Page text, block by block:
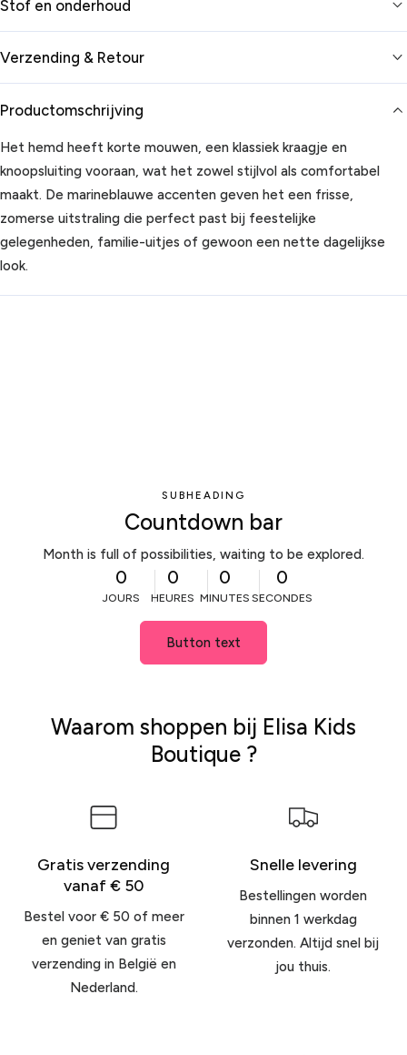
Stof en onderhoud
Verzending & Retour
Productomschrijving
Het hemd heeft korte mouwen, een klassiek kraagje en
knoopsluiting vooraan, wat het zowel stijlvol als comfortabel
maakt. De marineblauwe accenten geven het een frisse,
zomerse uitstraling die perfect past bij feestelijke
gelegenheden, familie-uitjes of gewoon een nette dagelijkse
look.
SUBHEADING
Countdown bar
Month is full of possibilities, waiting to be explored.
0
JOURS
0
HEURES
0
MINUTES
0
SECONDES
Button text
Waarom shoppen bij Elisa Kids
Boutique ?
Gratis verzending
vanaf € 50
Bestel voor € 50 of meer
en geniet van gratis
verzending in België en
Nederland.
Snelle levering
Bestellingen worden
binnen 1 werkdag
verzonden. Altijd snel bij
jou thuis.